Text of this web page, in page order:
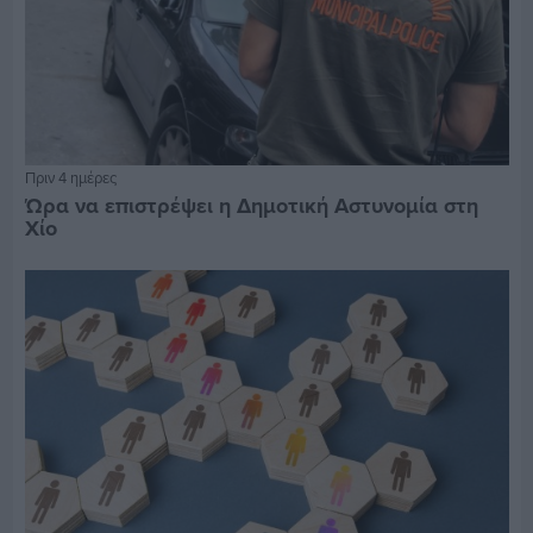
Πριν 4 ημέρες
Ώρα να επιστρέψει η Δημοτική Αστυνομία στη
Χίο